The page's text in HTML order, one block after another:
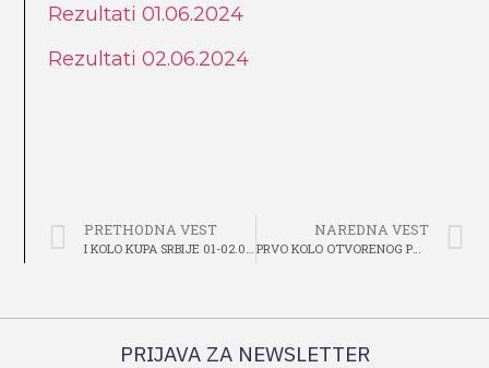
Rezultati 01.06.2024
Rezultati 02.06.2024
PRETHODNA VEST NAREDNA VEST
PRIJAVA ZA NEWSLETTER